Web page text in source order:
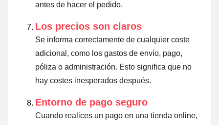
antes de hacer el pedido.
Los precios son claros
Se informa correctamente de cualquier coste
adicional, como los gastos de envío, pago,
póliza o administración. Esto significa que no
hay costes inesperados después.
Entorno de pago seguro
Cuando realices un pago en una tienda online,